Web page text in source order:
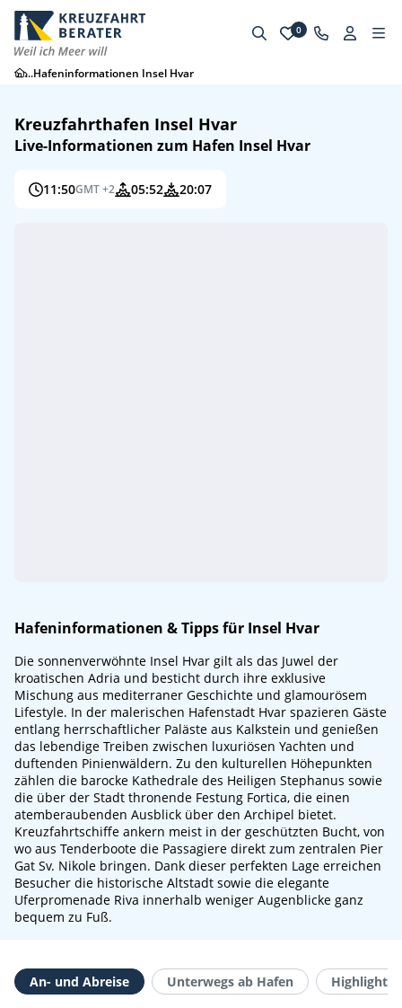
0
...Hafeninformationen Insel Hvar
Kreuzfahrthafen Insel Hvar
Live-Informationen zum Hafen Insel Hvar
11:50GMT +2 05:52 20:07
Hafeninformationen & Tipps für Insel Hvar
Die sonnenverwöhnte Insel Hvar gilt als das Juwel der
kroatischen Adria und besticht durch ihre exklusive
Mischung aus mediterraner Geschichte und glamourösem
Lifestyle. In der malerischen Hafenstadt Hvar spazieren Gäste
entlang herrschaftlicher Paläste aus Kalkstein und genießen
das lebendige Treiben zwischen luxuriösen Yachten und
duftenden Pinienwäldern. Zu den kulturellen Höhepunkten
zählen die barocke Kathedrale des Heiligen Stephanus sowie
die über der Stadt thronende Festung Fortica, die einen
atemberaubenden Ausblick über den Archipel bietet.
Kreuzfahrtschiffe ankern meist in der geschützten Bucht, von
wo aus Tenderboote die Passagiere direkt zum zentralen Pier
Gat Sv. Nikole bringen. Dank dieser perfekten Lage erreichen
Besucher die historische Altstadt sowie die elegante
Uferpromenade Riva innerhalb weniger Augenblicke ganz
bequem zu Fuß.
An- und Abreise Unterwegs ab Hafen Highlights